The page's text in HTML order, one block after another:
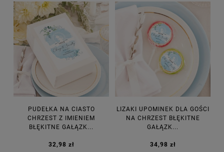
PUDEŁKA NA CIASTO
CHRZEST Z IMIENIEM
BŁĘKITNE GAŁĄZK...
32,98 zł
LIZAKI UPOMINEK DLA GOŚCI
NA CHRZEST BŁĘKITNE
GAŁĄZK...
34,98 zł